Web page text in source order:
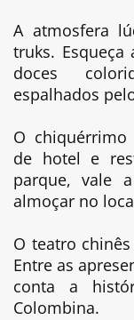
A atmosfera
truks. Esqueça
doces
espalhados
O chiquérrimo
de hotel e
parque, vale
almoçar no
O teatro
Entre as
conta a
Colombina.